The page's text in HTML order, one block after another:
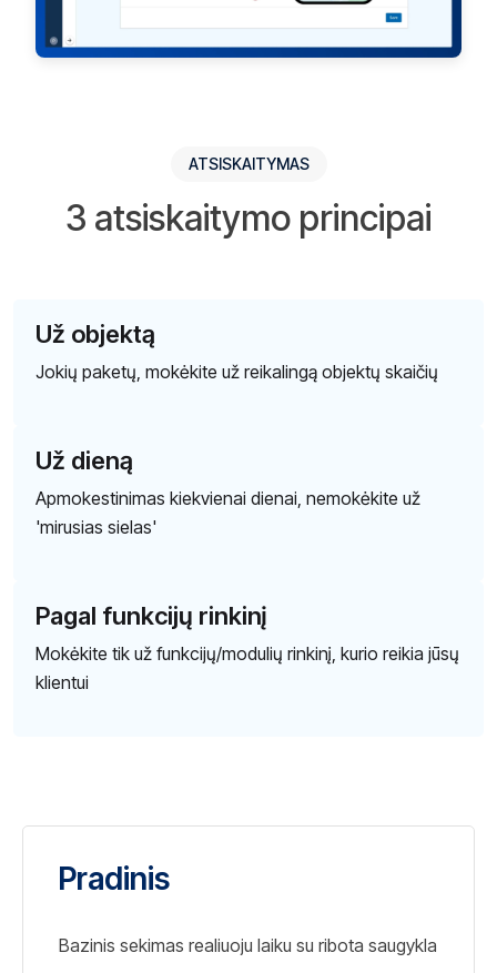
ATSISKAITYMAS
3 atsiskaitymo principai
Už objektą
Jokių paketų, mokėkite už reikalingą objektų skaičių
Už dieną
Apmokestinimas kiekvienai dienai, nemokėkite už
'mirusias sielas'
Pagal funkcijų rinkinį
Mokėkite tik už funkcijų/modulių rinkinį, kurio reikia jūsų
klientui
Pradinis
Bazinis sekimas realiuoju laiku su ribota saugykla